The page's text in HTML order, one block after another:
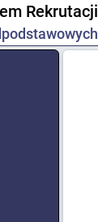
Rekrutacji